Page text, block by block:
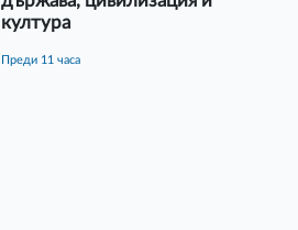
култура
преди 11 часа